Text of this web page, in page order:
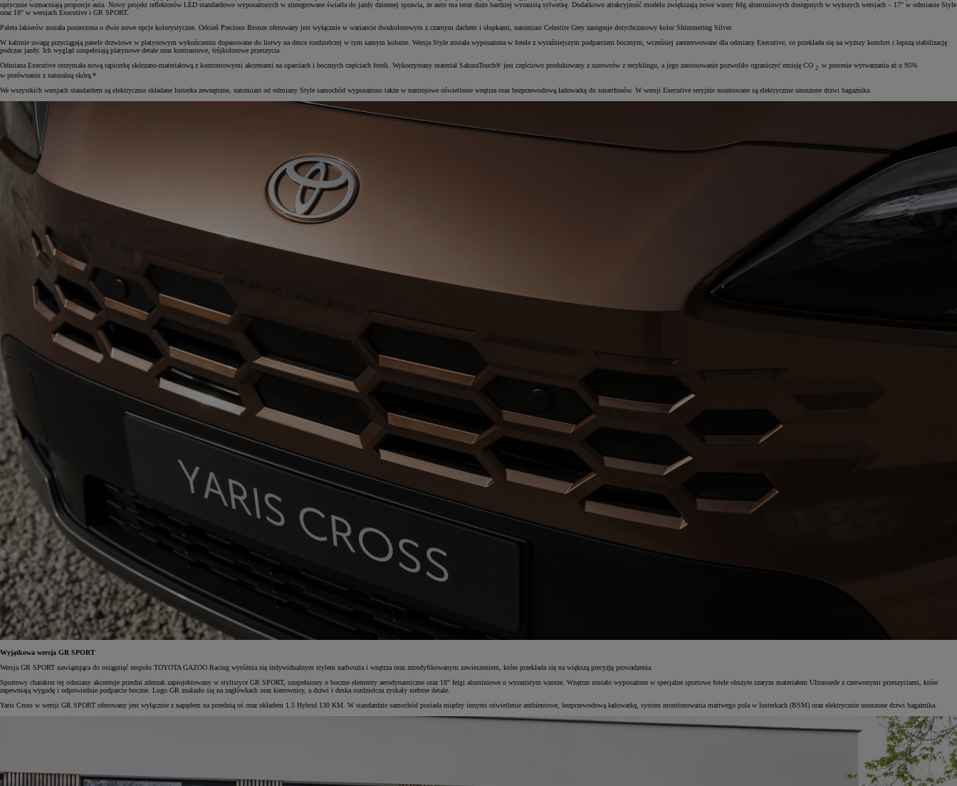
Od 105 300 zł
Corolla Hatchback
HYBRID
optycznie wzmacniają proporcje auta. Nowy projekt reflektorów LED standardowo wyposażonych w zintegrowane światła do jazdy dziennej sprawia, że auto ma teraz dużo bardziej wyrazistą sylwetkę. Dodatkowo atrakcyjność modelu zwiększają nowe wzory felg aluminiowych dostępnych w wyższych wersjach – 17" w odmianie Style
oraz 18" w wersjach Executive i GR SPORT.
Paleta lakierów została poszerzona o dwie nowe opcje kolorystyczne. Odcień Precious Bronze oferowany jest wyłącznie w wariancie dwukolorowym z czarnym dachem i słupkami, natomiast Celestite Grey zastępuje dotychczasowy kolor Shimmering Silver.
W kabinie uwagę przyciągają panele drzwiowe w platynowym wykończeniu dopasowane do listwy na desce rozdzielczej w tym samym kolorze. Wersja Style została wyposażona w fotele z wyraźniejszym podparciem bocznym, wcześniej zarezerwowane dla odmiany Executive, co przekłada się na wyższy komfort i lepszą stabilizację
podczas jazdy. Ich wygląd uzupełniają platynowe detale oraz kontrastowe, trójkolorowe przeszycia.
Odmiana Executive otrzymała nową tapicerkę skórzano-materiałową z kontrastowymi akcentami na oparciach i bocznych częściach foteli. Wykorzystany materiał SakuraTouch® jest częściowo produkowany z surowców z recyklingu, a jego zastosowanie pozwoliło ograniczyć emisję CO 2 w procesie wytwarzania aż o 95%
w porównaniu z naturalną skórą.*
We wszystkich wersjach standardem są elektrycznie składane lusterka zewnętrzne, natomiast od odmiany Style samochód wyposażono także w nastrojowe oświetlenie wnętrza oraz bezprzewodową ładowarkę do smartfonów. W wersji Executive seryjnie montowane są elektrycznie unoszone drzwi bagażnika.
Wyjątkowa wersja GR SPORT
Wersja GR SPORT nawiązująca do osiągnięć zespołu TOYOTA GAZOO Racing wyróżnia się indywidualnym stylem nadwozia i wnętrza oraz zmodyfikowanym zawieszeniem, które przekłada się na większą precyzję prowadzenia.
Sportowy charakter tej odmiany akcentuje przedni zderzak zaprojektowany w stylistyce GR SPORT, uzupełniony o boczne elementy aerodynamiczne oraz 18" felgi aluminiowe o wyrazistym wzorze. Wnętrze zostało wyposażone w specjalne sportowe fotele obszyte szarym materiałem Ultrasuede z czerwonymi przeszyciami, które
zapewniają wygodę i odpowiednie podparcie boczne. Logo GR znalazło się na zagłówkach oraz kierownicy, a drzwi i deska rozdzielcza zyskały srebrne detale.
Yaris Cross w wersji GR SPORT oferowany jest wyłącznie z napędem na przednią oś oraz układem 1.5 Hybrid 130 KM. W standardzie samochód posiada między innymi oświetlenie ambientowe, bezprzewodową ładowarkę, system monitorowania martwego pola w lusterkach (BSM) oraz elektrycznie unoszone drzwi bagażnika.